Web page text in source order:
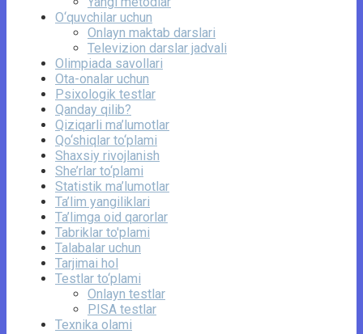
O‘quvchilar uchun
Onlayn maktab darslari
Televizion darslar jadvali
Olimpiada savollari
Ota-onalar uchun
Psixologik testlar
Qanday qilib?
Qiziqarli ma’lumotlar
Qo‘shiqlar to‘plami
Shaxsiy rivojlanish
She’rlar to‘plami
Statistik ma’lumotlar
Ta’lim yangiliklari
Ta’limga oid qarorlar
Tabriklar to'plami
Talabalar uchun
Tarjimai hol
Testlar to‘plami
Onlayn testlar
PISA testlar
Texnika olami